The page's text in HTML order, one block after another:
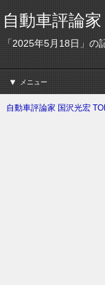
自動車評論
「2025年5月18日」の
メニュー
自動車評論家 国沢光宏